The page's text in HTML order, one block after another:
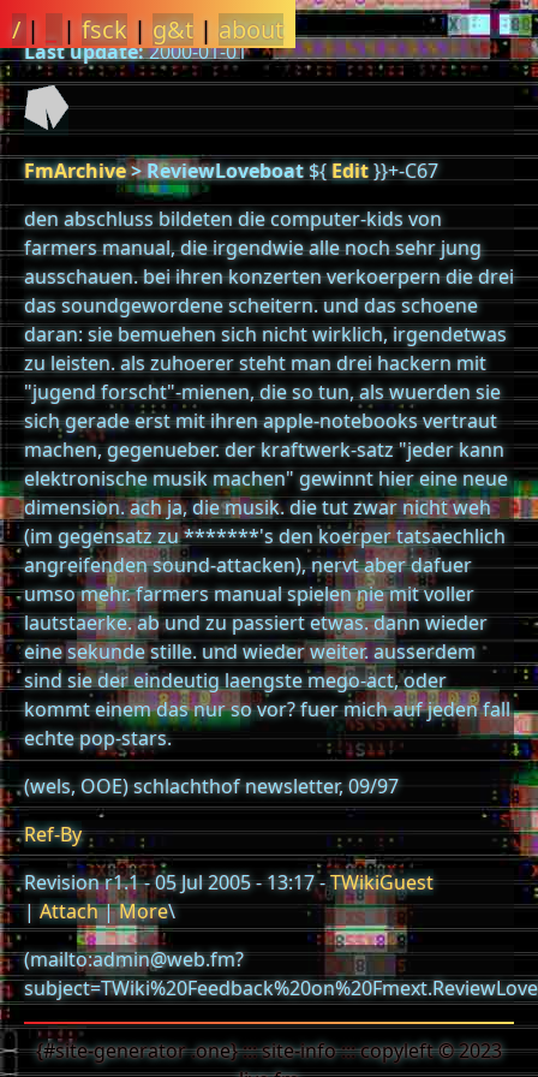
/ | | fsck |g&t | about
Last update:2000-01-01
FmArchive>ReviewLoveboat${Edit}}+-C67
den abschluss bildeten die computer-kids von
farmers manual, die irgendwie alle noch sehr jung
ausschauen. bei ihren konzerten verkoerpern die drei
das soundgewordene scheitern. und das schoene
daran: sie bemuehen sich nicht wirklich, irgendetwas
zu leisten. als zuhoerer steht man drei hackern mit
"jugend forscht"-mienen, die so tun, als wuerden sie
sich gerade erst mit ihren apple-notebooks vertraut
machen, gegenueber. der kraftwerk-satz "jeder kann
elektronische musik machen" gewinnt hier eine neue
dimension. ach ja, die musik. die tut zwar nicht weh
(im gegensatz zu *******'s den koerper tatsaechlich
angreifenden sound-attacken), nervt aber dafuer
umso mehr. farmers manual spielen nie mit voller
lautstaerke. ab und zu passiert etwas. dann wieder
eine sekunde stille. und wieder weiter. ausserdem
sind sie der eindeutig laengste mego-act, oder
kommt einem das nur so vor? fuer mich auf jeden fall
echte pop-stars.
(wels, OOE) schlachthof newsletter, 09/97
Ref-By
Revision r1.1 - 05 Jul 2005 - 13:17 -TWikiGuest
|Attach|More\
(mailto:admin@web.fm?
{#site-generator .one} ::: site-info ::: copyleft © 2023